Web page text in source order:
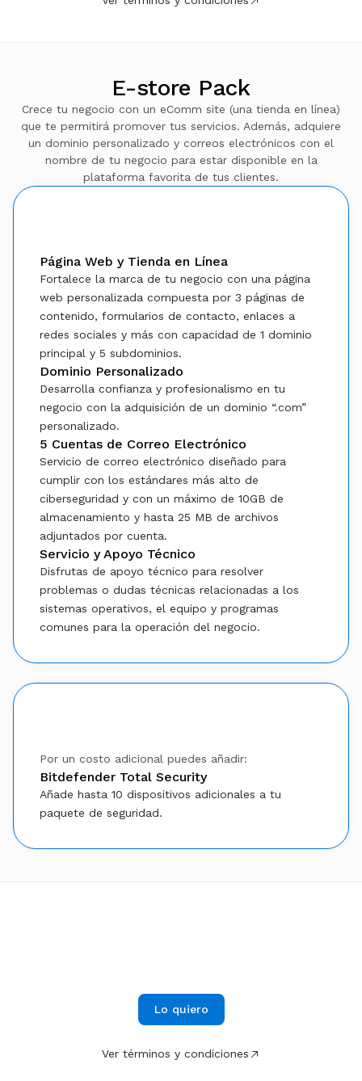
E-store Pack
Crece tu negocio con un eComm site (una tienda en línea)
que te permitirá promover tus servicios. Además, adquiere
un dominio personalizado y correos electrónicos con el
nombre de tu negocio para estar disponible en la
plataforma favorita de tus clientes.
Página Web y Tienda en Línea
Fortalece la marca de tu negocio con una página
web personalizada compuesta por 3 páginas de
contenido, formularios de contacto, enlaces a
redes sociales y más con capacidad de 1 dominio
principal y 5 subdominios.
Dominio Personalizado
Desarrolla confianza y profesionalismo en tu
negocio con la adquisición de un dominio “.com”
personalizado.
5 Cuentas de Correo Electrónico
Servicio de correo electrónico diseñado para
cumplir con los estándares más alto de
ciberseguridad y con un máximo de 10GB de
almacenamiento y hasta 25 MB de archivos
adjuntados por cuenta.
Servicio y Apoyo Técnico
Disfrutas de apoyo técnico para resolver
problemas o dudas técnicas relacionadas a los
sistemas operativos, el equipo y programas
comunes para la operación del negocio.
Por un costo adicional puedes añadir:
Bitdefender Total Security
Añade hasta 10 dispositivos adicionales a tu
paquete de seguridad.
Lo quiero
Ver términos y condiciones